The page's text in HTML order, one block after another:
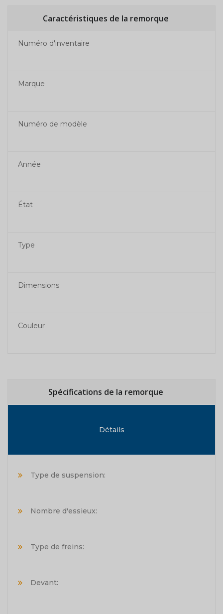
Caractéristiques de la remorque
Numéro d'inventaire
Marque
Numéro de modèle
Année
État
Type
Dimensions
Couleur
Spécifications de la remorque
Détails
Type de suspension:
Nombre d'essieux:
Type de freins:
Devant: